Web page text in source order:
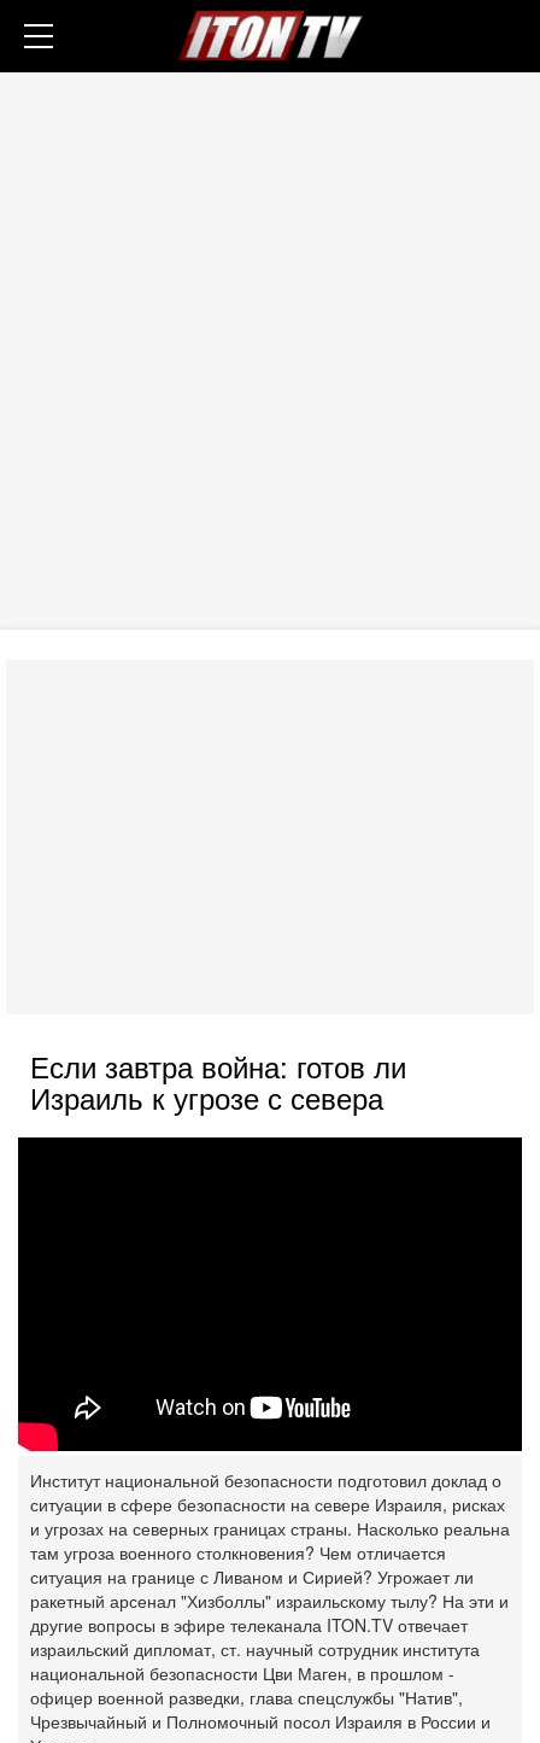
Если завтра война: готов ли
Израиль к угрозе с севера
Институт национальной ‎безопасности подготовил доклад о
ситуации в сфере безопасности на севере Израиля, рисках
и угрозах на северных границах страны. Насколько реальна
там угроза военного столкновения? Чем отличается
ситуация на границе с Ливаном и Сирией? Угрожает ли
ракетный арсенал "Хизболлы" израильскому тылу? На эти и
другие вопросы в эфире телеканала ITON.TV отвечает
израильский дипломат, ст. научный сотрудник института
национальной ‎безопасности ‎Цви Маген, в прошлом -
офицер военной разведки, глава спецслужбы "Натив",
‎Чрезвычайный и Полномочный посол Израиля в России и